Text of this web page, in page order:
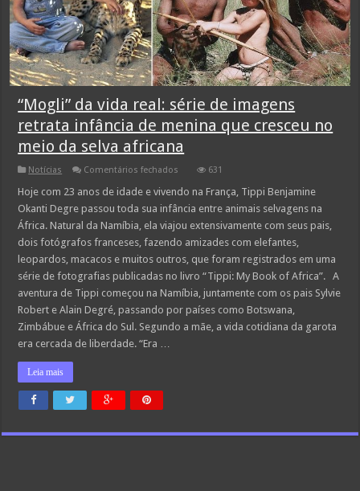
“Mogli” da vida real: série de imagens
retrata infância de menina que cresceu no
meio da selva africana
Notícias Comentários fechados
da
real:
série
de
imagens
infância
de
que
cresceu
no
meio
631
Hoje com 23 anos de idade e vivendo na França, Tippi Benjamine
Okanti Degre passou toda sua infância entre animais selvagens na
África. Natural da Namíbia, ela viajou extensivamente com seus pais,
dois fotógrafos franceses, fazendo amizades com elefantes,
leopardos, macacos e muitos outros, que foram registrados em uma
série de fotografias publicadas no livro “Tippi: My Book of Africa”. A
aventura de Tippi começou na Namíbia, juntamente com os pais Sylvie
Robert e Alain Degré, passando por países como Botswana,
Zimbábue e África do Sul. Segundo a mãe, a vida cotidiana da garota
era cercada de liberdade. “Era …
Leia mais